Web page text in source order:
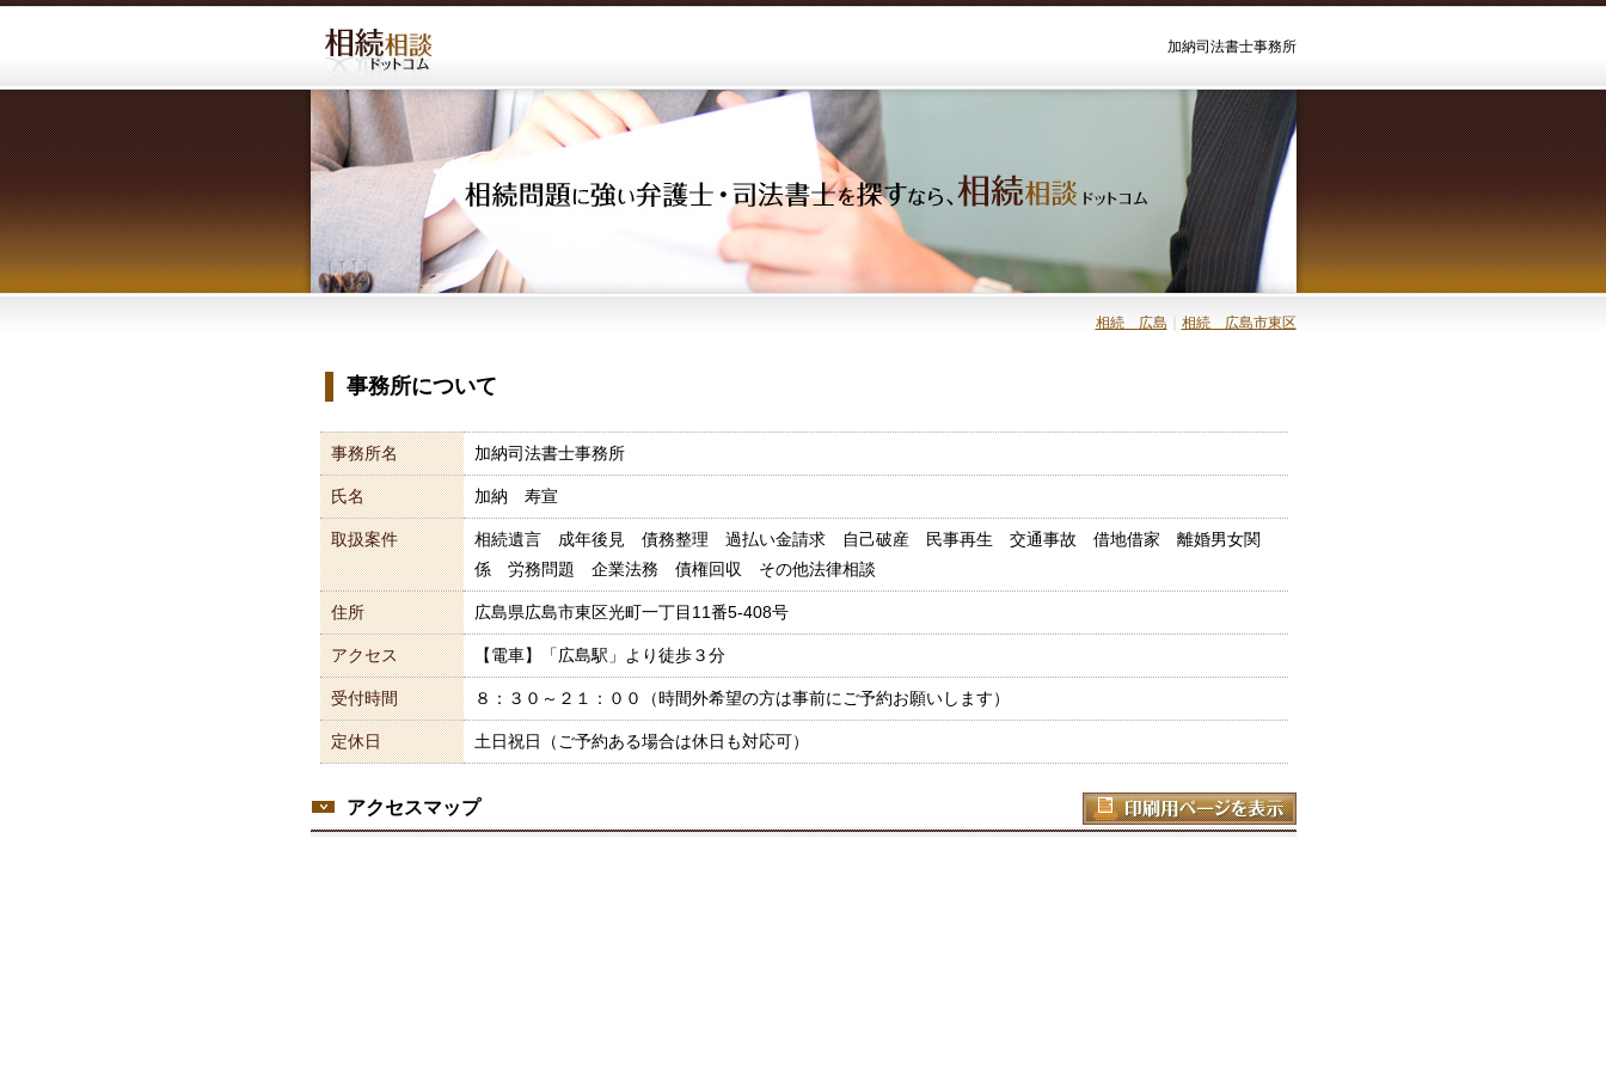
加納司法書士事務所
相続 広島 相続 広島市東区
事務所について
事務所名 加納司法書士事務所
氏名 加納 寿宣
取扱案件
相続遺言 成年後見 債務整理 過払い金請求 自己破産 民事再生 交通事故 借地借家 離婚男女関
係 労務問題 企業法務 債権回収 その他法律相談
住所 広島県広島市東区光町一丁目11番5-408号
アクセス 【電車】「広島駅」より徒歩３分
受付時間 ８：３０～２１：００（時間外希望の方は事前にご予約お願いします）
定休日 土日祝日（ご予約ある場合は休日も対応可）
アクセスマップ